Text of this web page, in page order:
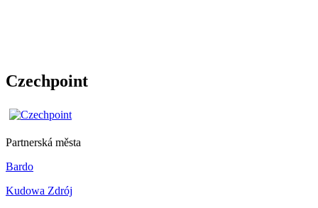
Czechpoint
Partnerská města
Bardo
Kudowa Zdrój